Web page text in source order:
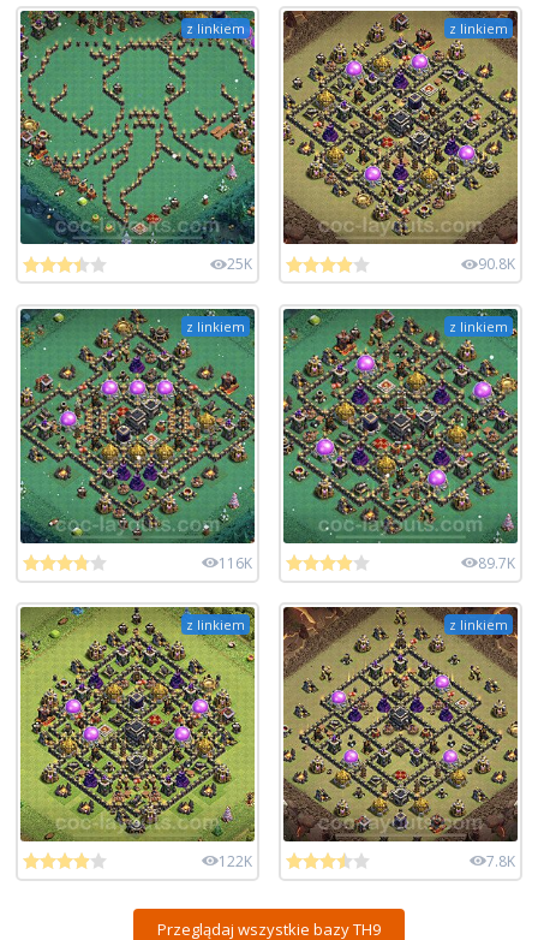
z linkiem
25K
z linkiem
90.8K
z linkiem
116K
z linkiem
89.7K
z linkiem
122K
z linkiem
7.8K
Przeglądaj wszystkie bazy TH9